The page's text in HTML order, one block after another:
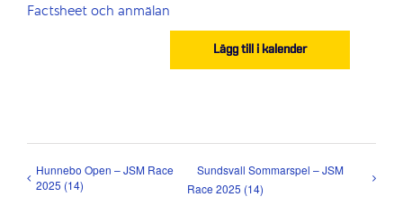
Factsheet och anmälan
Lägg till i kalender
Hunnebo Open – JSM Race
2025 (14)
Sundsvall Sommarspel – JSM
Race 2025 (14)